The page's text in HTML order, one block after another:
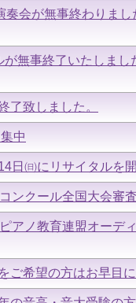
会が無事終わりま
無事終了いたしま
了致しました。
中
日㈰にリサイタルを
ンクール全国大会審
アノ教育連盟オーデ
ご希望の方はお早目に